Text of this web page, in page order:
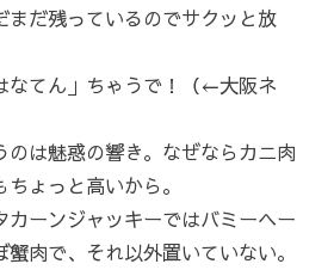
だ残っているのでサクッと放
なてん」ちゃうで！（←大阪ネ
のは魅惑の響き。なぜならカニ肉
ょっと高いから。
カーンジャッキーではバミーヘー
肉で、それ以外置いていない。